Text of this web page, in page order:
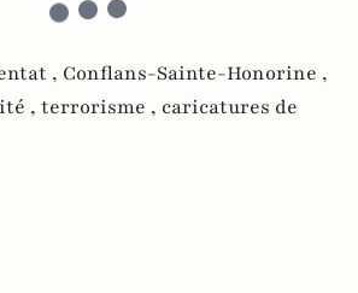
, Conflans-Sainte-Honorine ,
, terrorisme , caricatures de